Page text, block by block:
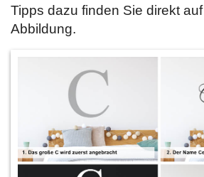
Tipps dazu finden Sie direkt
Abbildung.